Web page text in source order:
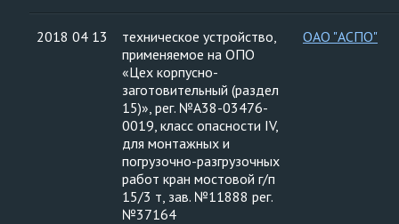
2018 04 13
техническое устройство,
применяемое на ОПО
«Цех корпусно-
заготовительный (раздел
15)», рег. №А38-03476-
0019, класс опасности IV,
для монтажных и
погрузочно-разгрузочных
работ кран мостовой г/п
15/3 т, зав. №11888 рег.
№37164
ОАО "АСПО"